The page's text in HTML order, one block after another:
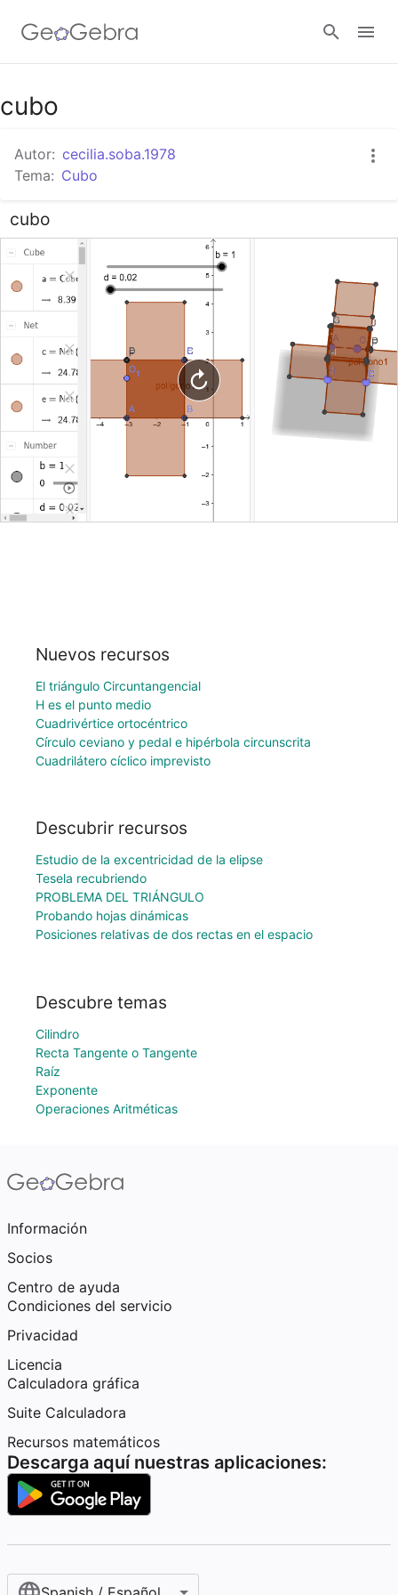
GeoGebra Classroom
cubo
Autor: cecilia.soba.1978
Tema: Cubo
cubo
Nuevos recursos
El triángulo Circuntangencial
H es el punto medio
Cuadrivértice ortocéntrico
Círculo ceviano y pedal e hipérbola circunscrita
Cuadrilátero cíclico imprevisto
Descubrir recursos
Estudio de la excentricidad de la elipse
Tesela recubriendo
PROBLEMA DEL TRIÁNGULO
Probando hojas dinámicas
Posiciones relativas de dos rectas en el espacio
Descubre temas
Cilindro
Recta Tangente o Tangente
Raíz
Exponente
Operaciones Aritméticas
Información
Socios
Centro de ayuda
Condiciones del servicio
Privacidad
Licencia
Calculadora gráfica
Suite Calculadora
Recursos matemáticos
Descarga aquí nuestras aplicaciones: